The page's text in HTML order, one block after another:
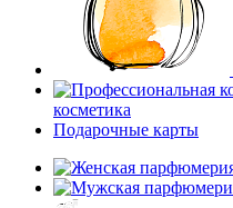
косметика
Подарочные карты